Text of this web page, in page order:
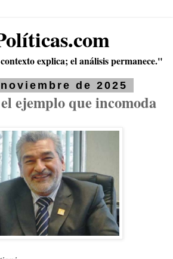
explica; el análisis permanece."
de 2025
ejemplo que incomoda